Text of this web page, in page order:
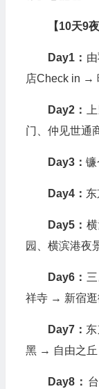
【10天9
Day1：
店Check in →
Day2：
门、仲见世通
Day3： 镰
Day4：
Day5：
园、横滨港夜
Day6：
祥寺 → 新宿
Day7：
黑 → 自由之丘
Day8：